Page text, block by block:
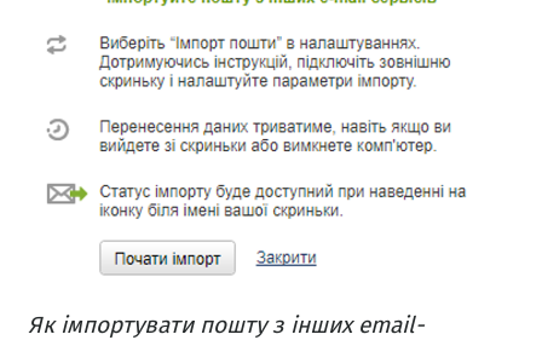
Як імпортувати пошту з інших email-